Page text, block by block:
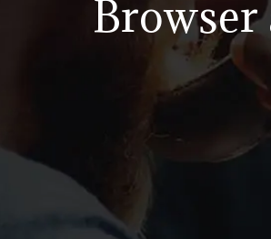
Browser